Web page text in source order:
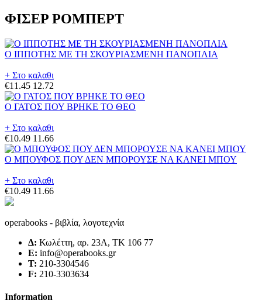
ΦΙΣΕΡ ΡΟΜΠΕΡΤ
Ο ΙΠΠΟΤΗΣ ΜΕ ΤΗ ΣΚΟΥΡΙΑΣΜΕΝΗ ΠΑΝΟΠΛΙΑ
+ Στο καλαθι
€11.45 12.72
Ο ΓΑΤΟΣ ΠΟΥ ΒΡΗΚΕ ΤΟ ΘΕΟ
+ Στο καλαθι
€10.49 11.66
Ο ΜΠΟΥΦΟΣ ΠΟΥ ΔΕΝ ΜΠΟΡΟΥΣΕ ΝΑ ΚΑΝΕΙ ΜΠΟΥ
+ Στο καλαθι
€10.49 11.66
operabooks - βιβλία, λογοτεχνία
Δ: Κωλέττη, αρ. 23Α, ΤΚ 106 77
E: info@operabooks.gr
Τ: 210-3304546
F: 210-3303634
Information